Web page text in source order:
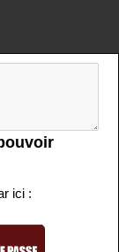
ici :